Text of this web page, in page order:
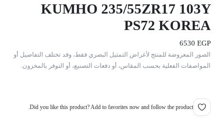
KUMHO 235/55ZR17 103Y
PS72 KOREA
6530 EGP
الصور المعروضة للمنتج لأغراض التمثيل البصري فقط، وقد تختلف التفاصيل أو
المواصفات الفعلية بحسب المقاس، أو دفعات التصنيع، أو التوفر بالمخزون.
Did you like this product? Add to favorites now and follow the product.